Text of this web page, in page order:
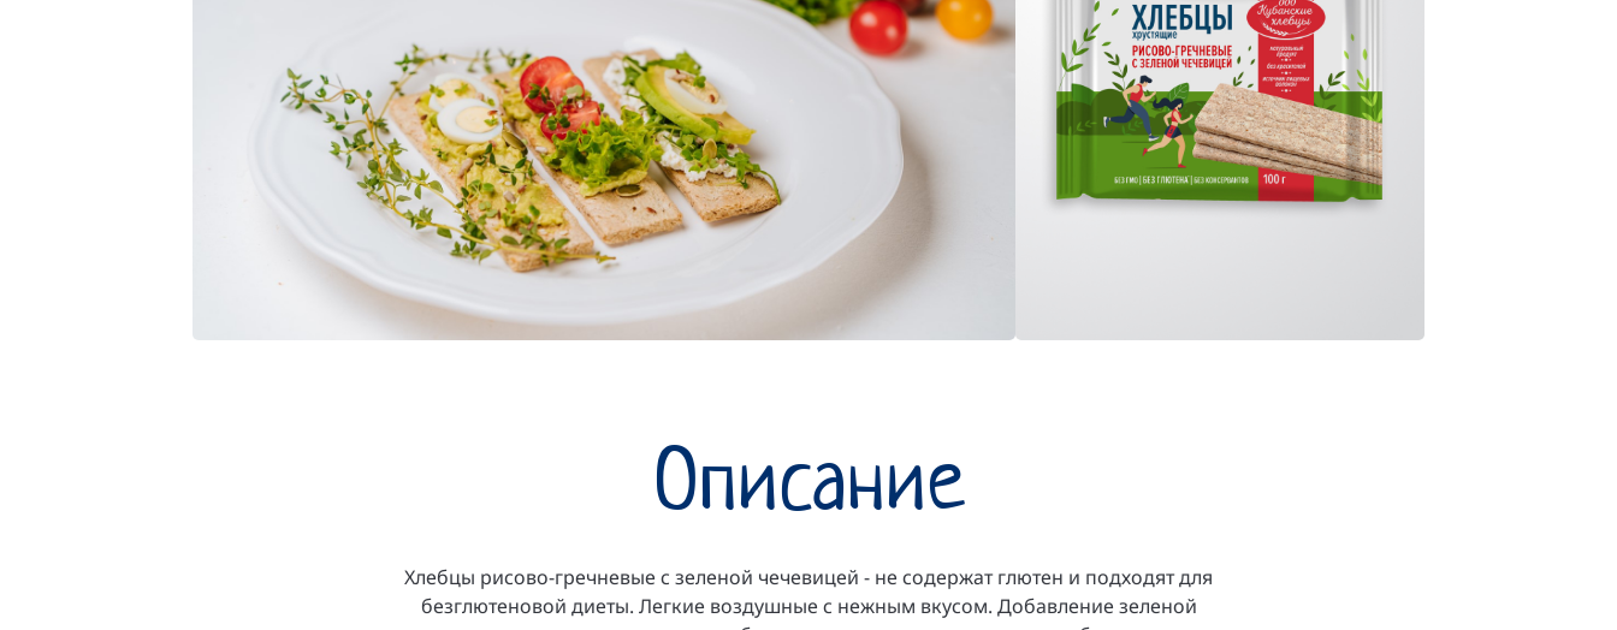
Описание
Хлебцы рисово-гречневые с зеленой чечевицей - не содержат глютен и подходят для
безглютеновой диеты. Легкие воздушные с нежным вкусом. Добавление зеленой